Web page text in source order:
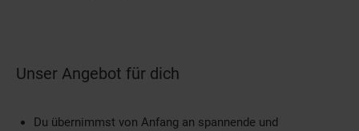
Unser Angebot für dich
Du übernimmst von Anfang an spannende und